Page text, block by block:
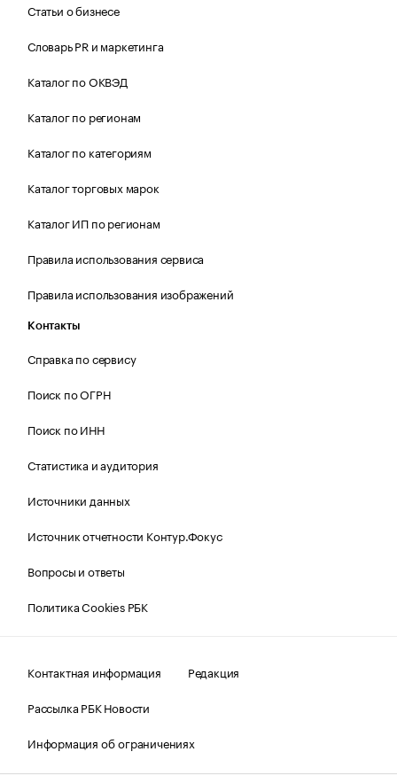
Статьи о бизнесе
Словарь PR и маркетинга
Каталог по ОКВЭД
Каталог по регионам
Каталог по категориям
Каталог торговых марок
Каталог ИП по регионам
Правила использования сервиса
Правила использования изображений
Контакты
Справка по сервису
Поиск по ОГРН
Поиск по ИНН
Статистика и аудитория
Источники данных
Источник отчетности Контур.Фокус
Вопросы и ответы
Политика Cookies РБК
Контактная информация
Редакция
Рассылка РБК Новости
Информация об ограничениях